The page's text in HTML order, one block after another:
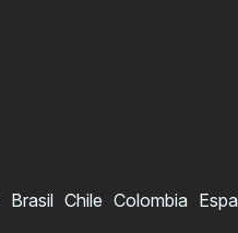
Brasil Chile Colombia